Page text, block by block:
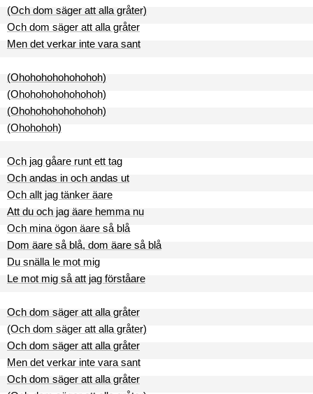
(Och dom säger att alla gråter)
Och dom säger att alla gråter
Men det verkar inte vara sant
(Ohohohohohohohoh)
(Ohohohohohohohoh)
(Ohohohohohohohoh)
(Ohohohoh)
Och jag gåare runt ett tag
Och andas in och andas ut
Och allt jag tänker äare
Att du och jag äare hemma nu
Och mina ögon äare så blå
Dom äare så blå, dom äare så blå
Du snälla le mot mig
Le mot mig så att jag förståare
Och dom säger att alla gråter
(Och dom säger att alla gråter)
Och dom säger att alla gråter
Men det verkar inte vara sant
Och dom säger att alla gråter